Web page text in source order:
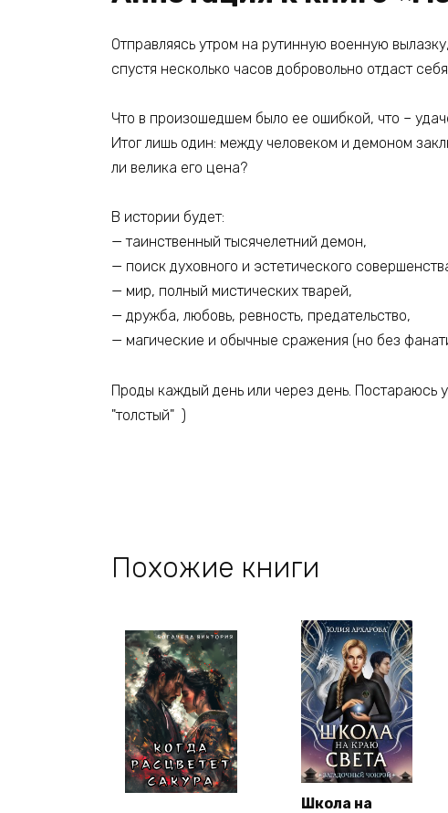
Отправляясь утром на рутинную военную
спустя несколько часов добровольно отдаст
Что в произошедшем было ее ошибкой, что –
Итог лишь один: между человеком и демоном
ли велика его цена?
В истории будет:
— таинственный тысячелетний демон,
— поиск духовного и эстетического
— мир, полный мистических тварей,
— дружба, любовь, ревность, предательство,
— магические и обычные сражения (но без
Проды каждый день или через день. Постараюсь
"толстый" )
Похожие книги
Школа на